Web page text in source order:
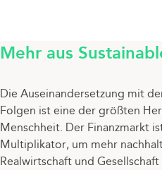
Mehr aus
Die Auseinandersetzung mit
Folgen ist eine der größten
Menschheit. Der Finanzmarkt
Multiplikator, um mehr
Realwirtschaft und